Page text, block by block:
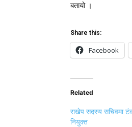
बतायो ।
Share this:
Facebook
Related
राखेप सदस्य सचिवमा
नियुक्त